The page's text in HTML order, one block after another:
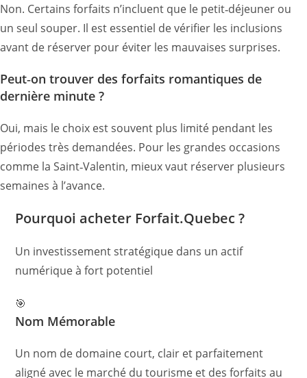
Non. Certains forfaits n’incluent que le petit‑déjeuner ou
un seul souper. Il est essentiel de vérifier les inclusions
avant de réserver pour éviter les mauvaises surprises.
Peut‑on trouver des forfaits romantiques de
dernière minute ?
Oui, mais le choix est souvent plus limité pendant les
périodes très demandées. Pour les grandes occasions
comme la Saint‑Valentin, mieux vaut réserver plusieurs
semaines à l’avance.
Pourquoi acheter Forfait.Quebec ?
Un investissement stratégique dans un actif
numérique à fort potentiel
🎯
Nom Mémorable
Un nom de domaine court, clair et parfaitement
aligné avec le marché du tourisme et des forfaits au